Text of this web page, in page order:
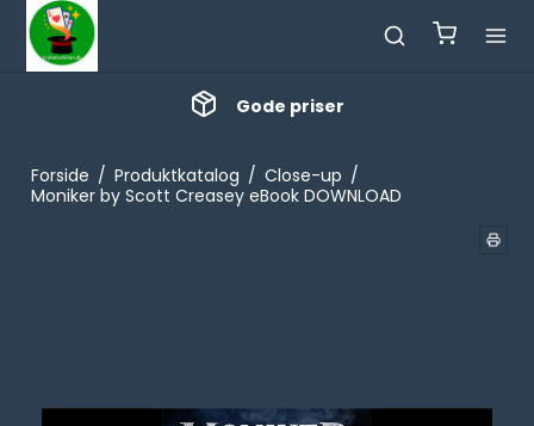
Gode priser
Forside / Produktkatalog / Close-up /
Moniker by Scott Creasey eBook DOWNLOAD